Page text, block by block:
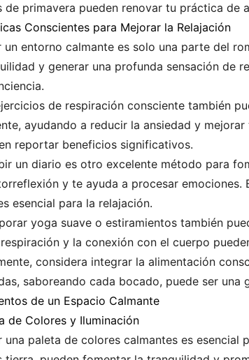
de primavera pueden renovar tu práctica de
Conscientes para Mejorar la Relajación
un entorno calmante es solo una parte del
y generar una profunda sensación de
de respiración consciente también
ayudando a reducir la ansiedad y
reportar beneficios significativos.
un diario es otro excelente método para
y te ayuda a procesar
esencial para la relajación.
yoga suave o estiramientos también
y la conexión con el cuerpo
considera integrar la alimentación
saboreando cada bocado, puede ser
de un Espacio Calmante
de Colores y Iluminación
una paleta de colores calmantes es